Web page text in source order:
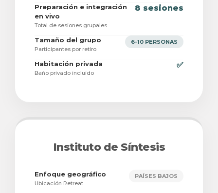
Preparación e integración
en vivo
Total de sesiones grupales
8 sesiones
Tamaño del grupo
Participantes por retiro
6-10 PERSONAS
Habitación privada
Baño privado incluido
✅
Instituto de Síntesis
Enfoque geográfico
Ubicación Retreat
PAÍSES BAJOS